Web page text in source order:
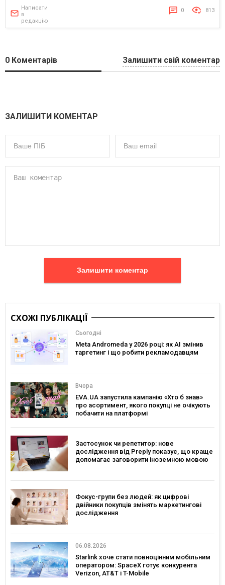
Написати
в
редакцію
0 813
0 Коментарів Залишити свій коментар
ЗАЛИШИТИ КОМЕНТАР
Залишити коментар
СХОЖІ ПУБЛІКАЦІЇ
Сьогодні
Meta Andromeda у 2026 році: як AI змінив
таргетинг і що робити рекламодавцям
Вчора
EVA.UA запустила кампанію «Хто б знав»
про асортимент, якого покупці не очікують
побачити на платформі
Застосунок чи репетитор: нове
дослідження від Preply показує, що краще
допомагає заговорити іноземною мовою
Фокус-групи без людей: як цифрові
двійники покупців змінять маркетингові
дослідження
06.08.2026
Starlink хоче стати повноцінним мобільним
оператором: SpaceX готує конкурента
Verizon, AT&T і T-Mobile